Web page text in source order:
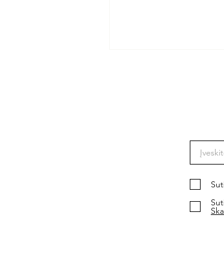
Liepos 6-ąją
„Tautišką giesmę“
Čiurlioniška dvasia